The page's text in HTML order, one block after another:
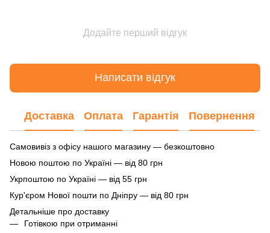
Додайте перший відгук
Написати відгук
Доставка Оплата Гарантія Повернення
Самовивіз з офісу нашого магазину — безкоштовно
Новою поштою по Україні — від 80 грн
Укрпоштою по Україні — від 55 грн
Кур'єром Нової пошти по Дніпру — від 80 грн
Детальніше про доставку
Готівкою при отриманні